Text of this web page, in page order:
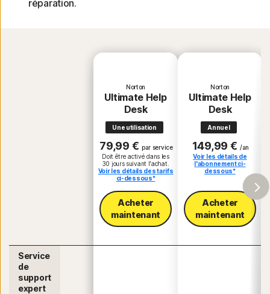
réparation.
Norton
Ultimate Help
Desk
Une utilisation
79,99 € par service
Doit être activé dans les
30 jours suivant l'achat.
Voir les détails des tarifs
ci-dessous*
Acheter
maintenant​
Norton
Ultimate Help
Desk
Annuel
149,99 € /an
Voir les détails de
l'abonnement ci-
dessous*
Acheter
maintenant​
Service
de
support
expert